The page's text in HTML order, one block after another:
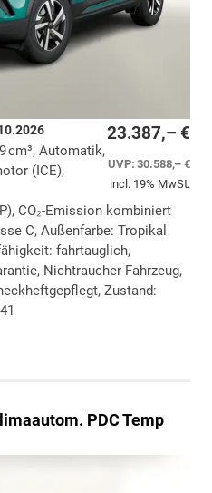
23.387,– €
UVP:30.588,– €
incl. 19% MwSt.
cm³, Automatik,
(ICE),
CO₂-Emission kombiniert
C, Außenfarbe: Tropikal
fahrtauglich,
Nichtraucher-Fahrzeug,
Zustand:
drucken
PDC Temp